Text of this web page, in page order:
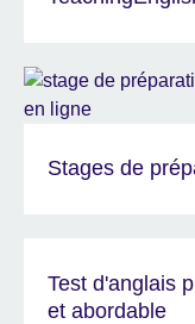
Stages de
Test d'anglais
et abordable